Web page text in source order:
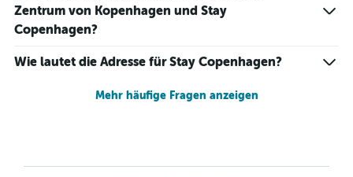
Zentrum von Kopenhagen und Stay
Copenhagen?
Wie lautet die Adresse für Stay Copenhagen?
Mehr häufige Fragen anzeigen